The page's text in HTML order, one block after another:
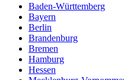
Baden-Württemberg
Bayern
Berlin
Brandenburg
Bremen
Hamburg
Hessen